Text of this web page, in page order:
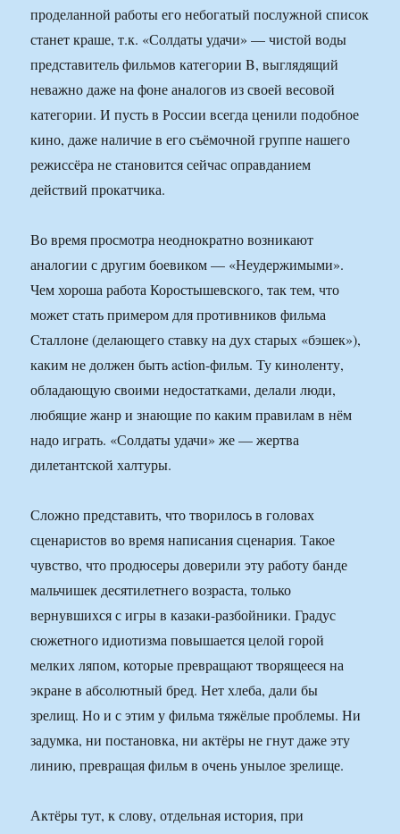
проделанной работы его небогатый послужной список
станет краше, т.к. «Солдаты удачи» — чистой воды
представитель фильмов категории B, выглядящий
неважно даже на фоне аналогов из своей весовой
категории. И пусть в России всегда ценили подобное
кино, даже наличие в его съёмочной группе нашего
режиссёра не становится сейчас оправданием
действий прокатчика.
Во время просмотра неоднократно возникают
аналогии с другим боевиком — «Неудержимыми».
Чем хороша работа Коростышевского, так тем, что
может стать примером для противников фильма
Сталлоне (делающего ставку на дух старых «бэшек»),
каким не должен быть action-фильм. Ту киноленту,
обладающую своими недостатками, делали люди,
любящие жанр и знающие по каким правилам в нём
надо играть. «Солдаты удачи» же — жертва
дилетантской халтуры.
Сложно представить, что творилось в головах
сценаристов во время написания сценария. Такое
чувство, что продюсеры доверили эту работу банде
мальчишек десятилетнего возраста, только
вернувшихся с игры в казаки-разбойники. Градус
сюжетного идиотизма повышается целой горой
мелких ляпом, которые превращают творящееся на
экране в абсолютный бред. Нет хлеба, дали бы
зрелищ. Но и с этим у фильма тяжёлые проблемы. Ни
задумка, ни постановка, ни актёры не гнут даже эту
линию, превращая фильм в очень унылое зрелище.
Актёры тут, к слову, отдельная история, при